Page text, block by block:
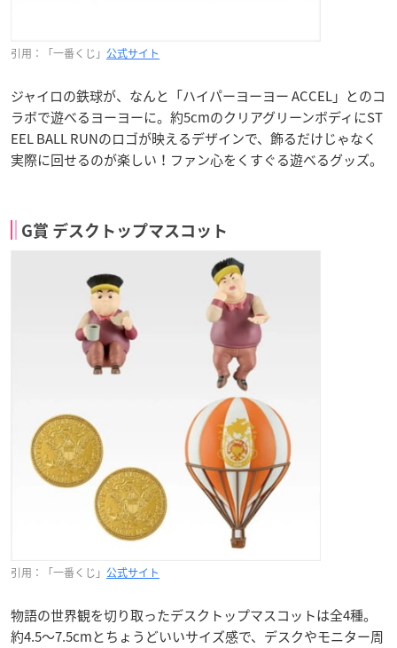
引用：「一番くじ」 公式サイト
ジャイロの鉄球が、なんと「ハイパーヨーヨー ACCEL」とのコ
ラボで遊べるヨーヨーに。約5cmのクリアグリーンボディにST
EEL BALL RUNのロゴが映えるデザインで、飾るだけじゃなく
実際に回せるのが楽しい！ファン心をくすぐる遊べるグッズ。
G賞 デスクトップマスコット
引用：「一番くじ」 公式サイト
物語の世界観を切り取ったデスクトップマスコットは全4種。
約4.5〜7.5cmとちょうどいいサイズ感で、デスクやモニター周